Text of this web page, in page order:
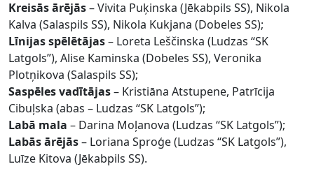
Kreisāsārējās– Vivita Puķinska (Jēkabpils SS), Nikola
Kalva (Salaspils SS), Nikola Kukjana (Dobeles SS);
Līnijasspēlētājas– Loreta Leščinska (Ludzas “SK
Latgols”), Alise Kaminska (Dobeles SS), Veronika
Plotņikova (Salaspils SS);
Saspēlesvadītājas– Kristiāna Atstupene, Patrīcija
Cibuļska (abas – Ludzas “SK Latgols”);
Labā mala – Darina Moļanova (Ludzas “SK Latgols”);
Labāsārējās– Loriana Sproģe (Ludzas “SK Latgols”),
Luīze Kitova (Jēkabpils SS).